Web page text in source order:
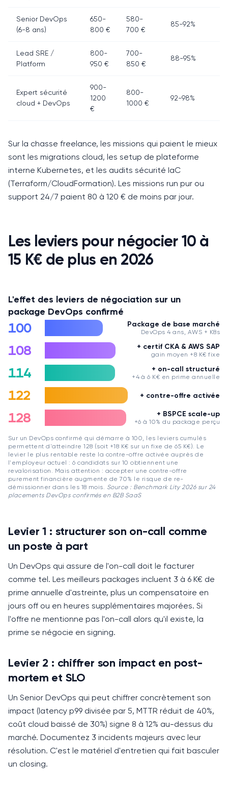
Senior DevOps
(6-8 ans)
650-
800 €
580-
700 €
85-92%
Lead SRE /
Platform
800-
950 €
700-
850 €
88-95%
Expert sécurité
cloud + DevOps
900-
1200
€
800-
1000 €
92-98%
Sur la chasse freelance, les missions qui paient le mieux
sont les migrations cloud, les setup de plateforme
interne Kubernetes, et les audits sécurité IaC
(Terraform/CloudFormation). Les missions run pur ou
support 24/7 paient 80 à 120 € de moins par jour.
Les leviers pour négocier 10 à
15 K€ de plus en 2026
L'effet des leviers de négociation sur un
package DevOps confirmé
100 Package de base marché
DevOps 4 ans, AWS + K8s
108 + certif CKA & AWS SAP
gain moyen +8 K€ fixe
114 + on-call structuré
+4 à 6 K€ en prime annuelle
122 + contre-offre activée
128 + BSPCE scale-up
+6 à 10% du package perçu
Sur un DevOps confirmé qui démarre à 100, les leviers cumulés
permettent d'atteindre 128 (soit +18 K€ sur un fixe de 65 K€). Le
levier le plus rentable reste la contre-offre activée auprès de
l'employeur actuel : 6 candidats sur 10 obtiennent une
revalorisation. Mais attention : accepter une contre-offre
purement financière augmente de 70% le risque de re-
démissionner dans les 18 mois. Source : Benchmark Lity 2026 sur 24
placements DevOps confirmés en B2B SaaS
Levier 1 : structurer son on-call comme
un poste à part
Un DevOps qui assure de l'on-call doit le facturer
comme tel. Les meilleurs packages incluent 3 à 6 K€ de
prime annuelle d'astreinte, plus un compensatoire en
jours off ou en heures supplémentaires majorées. Si
l'offre ne mentionne pas l'on-call alors qu'il existe, la
prime se négocie en signing.
Levier 2 : chiffrer son impact en post-
mortem et SLO
Un Senior DevOps qui peut chiffrer concrètement son
impact (latency p99 divisée par 5, MTTR réduit de 40%,
coût cloud baissé de 30%) signe 8 à 12% au-dessus du
marché. Documentez 3 incidents majeurs avec leur
résolution. C'est le matériel d'entretien qui fait basculer
un closing.